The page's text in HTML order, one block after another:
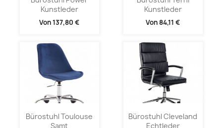
Kunstleder
Von137,80 €
Kunstleder
Von 84,11 €
Bürostuhl Toulouse
Samt
Bürostuhl Cleveland
Echtleder